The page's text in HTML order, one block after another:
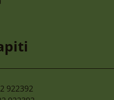
Cimone 2027 59°
Campionato Nazionale
Sci Avvocati E Magistrati
922392